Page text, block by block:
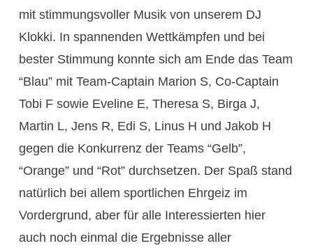
mit stimmungsvoller Musik von unserem DJ
Klokki. In spannenden Wettkämpfen und bei
bester Stimmung konnte sich am Ende das Team
“Blau” mit Team-Captain Marion S, Co-Captain
Tobi F sowie Eveline E, Theresa S, Birga J,
Martin L, Jens R, Edi S, Linus H und Jakob H
gegen die Konkurrenz der Teams “Gelb”,
“Orange” und “Rot” durchsetzen. Der Spaß stand
natürlich bei allem sportlichen Ehrgeiz im
Vordergrund, aber für alle Interessierten hier
auch noch einmal die Ergebnisse aller